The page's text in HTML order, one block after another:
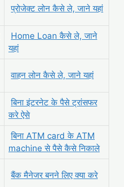
प्रोजेक्ट लोन कैसे ले, जाने यहां
Home Loan कैसे ले, जाने
यहां
वाहन लोन कैसे ले, जाने यहां
बिना इंटरनेट के पैसे ट्रांसफर
करे ऐसे
बिना ATM card के ATM
machine से पैसे कैसे निकाले
बैंक मैनेजर बनने लिए क्या करे